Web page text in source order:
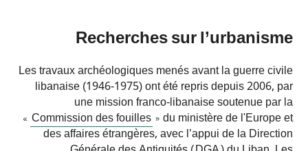
Recherches sur l’urbanisme
Les travaux archéologiques menés avant la guerre civile
libanaise (1946-1975) ont été repris depuis 2006, par
une mission franco-libanaise soutenue par la
« Commission des fouilles » du ministère de l'Europe et
des affaires étrangères, avec l’appui de la Direction